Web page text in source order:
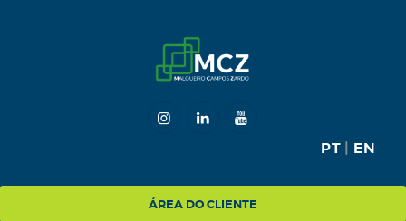
PT| EN
ÁREA DO CLIENTE
NA MÍDIA